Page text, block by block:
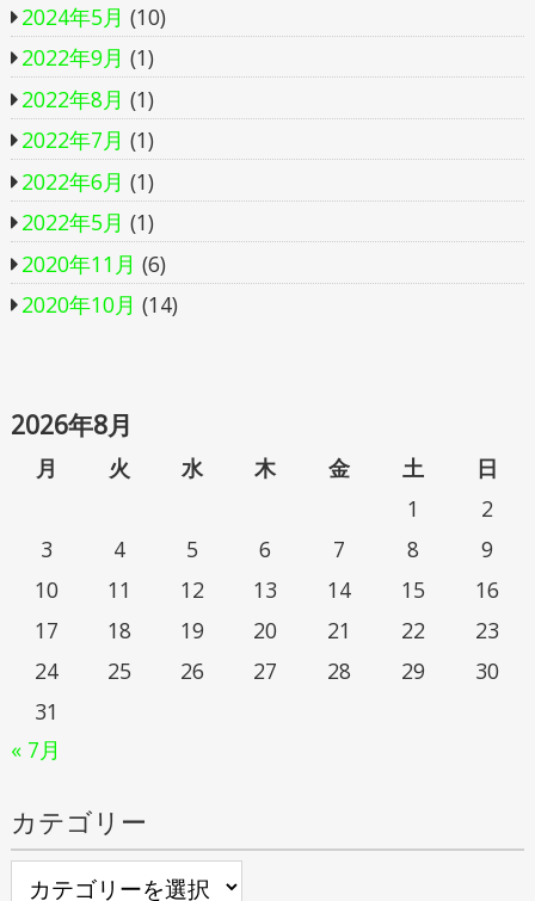
2024年5月 (10)
2022年9月 (1)
2022年8月 (1)
2022年7月 (1)
2022年6月 (1)
2022年5月 (1)
2020年11月 (6)
2020年10月 (14)
2026年8月
月 火 水 木 金 土
日
1
2
3
4 5 6 7 8
9
10
11 12 13 14 15
16
17
18 19 20 21 22
23
24
25 26 27 28 29
30
31
« 7月
カテゴリー